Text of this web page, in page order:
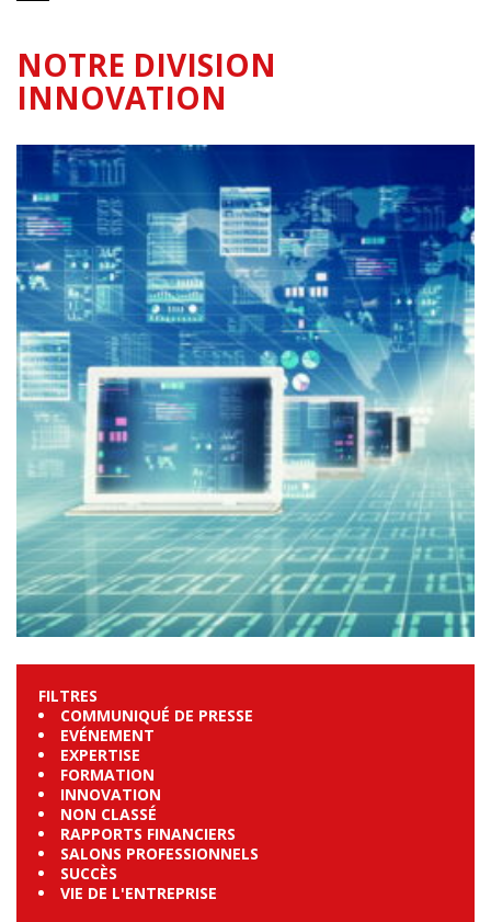
NOTRE DIVISION
INNOVATION
FILTRES
COMMUNIQUÉ DE PRESSE
EVÉNEMENT
EXPERTISE
FORMATION
INNOVATION
NON CLASSÉ
RAPPORTS FINANCIERS
SALONS PROFESSIONNELS
SUCCÈS
VIE DE L'ENTREPRISE